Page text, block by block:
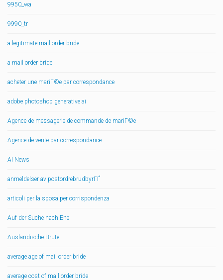
9950_wa
9990_tr
a legitimate mail order bride
a mail order bride
acheter une mariГ©e par correspondance
adobe photoshop generative ai
Agence de messagerie de commande de mariГ©e
Agence de vente par correspondance
AI News
anmeldelser av postordrebrudbyrГҐ
articoli per la sposa per corrispondenza
Auf der Suche nach Ehe
Auslandische Brute
average age of mail order bride
average cost of mail order bride